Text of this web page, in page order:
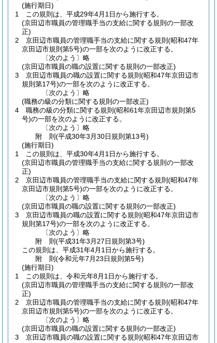
(施行期日)
1
この規則は、平成29年4月1日から施行する。
(京田辺市職員の管理職手当の支給に関する規則の一部改
正)
2
京田辺市職員の管理職手当の支給に関する規則 (昭和47年
京田辺市規則第5号)の一部を次のように改正する。
〔次のよう〕略
(京田辺市職員の職の設置に関する規則の一部改正)
3
京田辺市職員の職の設置に関する規則 (昭和47年京田辺市
規則第17号)の一部を次のように改正する。
〔次のよう〕略
(職務の級の分類に関する規則の一部改正)
4
職務の級の分類に関する規則 (昭和61年京田辺市規則第5
号)の一部を次のように改正する。
〔次のよう〕略
附 則(平成30年3月30日規則第13号)
(施行期日)
1
この規則は、平成30年4月1日から施行する。
(京田辺市職員の管理職手当の支給に関する規則の一部改
正)
2
京田辺市職員の管理職手当の支給に関する規則 (昭和47年
京田辺市規則第5号)の一部を次のように改正する。
〔次のよう〕略
(京田辺市職員の職の設置に関する規則の一部改正)
3
京田辺市職員の職の設置に関する規則 (昭和47年京田辺市
規則第17号)の一部を次のように改正する。
〔次のよう〕略
附 則(平成31年3月27日規則第3号)
この規則は、平成31年4月1日から施行する。
附 則(令和元年7月23日規則第5号)
(施行期日)
1
この規則は、令和元年8月1日から施行する。
(京田辺市職員の管理職手当の支給に関する規則の一部改
正)
2
京田辺市職員の管理職手当の支給に関する規則 (昭和47年
京田辺市規則第5号)の一部を次のように改正する。
〔次のよう〕略
(京田辺市職員の職の設置に関する規則の一部改正)
3
京田辺市職員の職の設置に関する規則 (昭和47年京田辺市